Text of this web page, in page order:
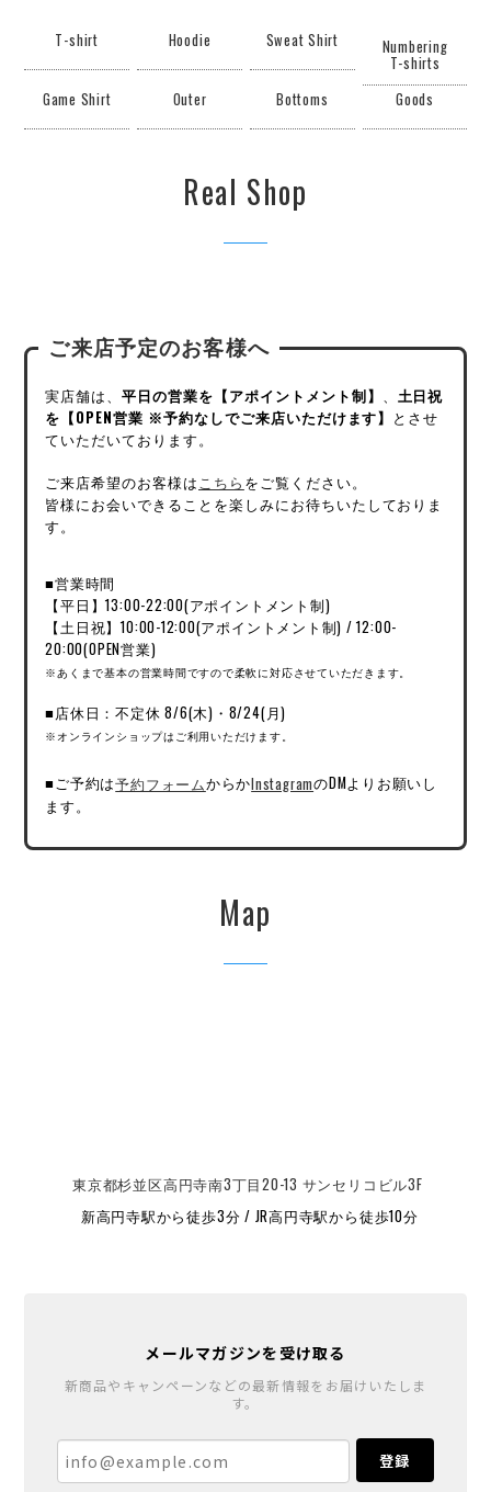
T-shirt Hoodie Sweat Shirt Numbering
T-shirts
Game Shirt
Outer Bottoms Goods
Real Shop
ご来店予定のお客様へ
実店舗は、平日の営業を【アポイントメント制】 、 土日祝
を【OPEN営業 ※予約なしでご来店いただけます】 とさせ
ていただいております。
ご来店希望のお客様はこちら をご覧ください。
皆様にお会いできることを楽しみにお待ちいたしておりま
す。
■営業時間
【平日】13:00-22:00(アポイントメント制)
【土日祝】10:00-12:00(アポイントメント制) / 12:00-
20:00(OPEN営業)
※あくまで基本の営業時間ですので柔軟に対応させていただきます。
■店休日：不定休 8/6(木)・8/24(月)
※オンラインショップはご利用いただけます。
■ご予約は予約フォームからかInstagramのDMよりお願いし
ます。
Map
東京都杉並区高円寺南3丁目20-13 サンセリコビル3F
新高円寺駅から徒歩3分 / JR高円寺駅から徒歩10分
メールマガジンを受け取る
新商品やキャンペーンなどの最新情報をお届けいたしま
す。
登録